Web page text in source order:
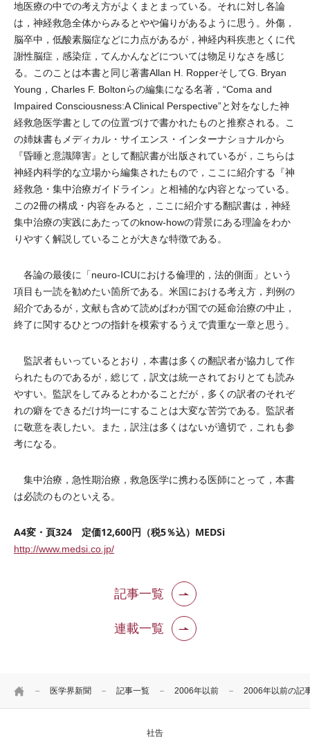
HOME 医学界新聞 記事一覧 2006年以前 2006年以前の記
地医療の中での考え方がよくまとまっている。それに対し各論
は，神経救急全体からみるとやや偏りがあるように思う。外傷，
脳卒中，低酸素脳症などに力点があるが，神経内科疾患とくに代
謝性脳症，感染症，てんかんなどについては物足りなさを感じ
る。このことは本書と同じ著書Allan H. RopperそしてG. Bryan
Young，Charles F. Boltonらの編集になる名著，“Coma and
Impaired Consciousness:A Clinical Perspective”と対をなした神
経救急医学書としての位置づけで書かれたものと推察される。こ
の姉妹書もメディカル・サイエンス・インターナショナルから
『昏睡と意識障害』として翻訳書が出版されているが，こちらは
神経内科学的な立場から編集されたもので，ここに紹介する『神
経救急・集中治療ガイドライン』と相補的な内容となっている。
この2冊の構成・内容をみると，ここに紹介する翻訳書は，神経
集中治療の実践にあたってのknow-howの背景にある理論をわか
りやすく解説していることが大きな特徴である。
各論の最後に「neuro-ICUにおける倫理的，法的側面」という
項目も一読を勧めたい箇所である。米国における考え方，判例の
紹介であるが，文献も含めて読めばわが国での延命治療の中止，
終了に関するひとつの指針を模索するうえで貴重な一章と思う。
監訳者もいっているとおり，本書は多くの翻訳者が協力して作
られたものであるが，総じて，訳文は統一されておりとても読み
やすい。監訳をしてみるとわかることだが，多くの訳者のそれぞ
れの癖をできるだけ均一にすることは大変な苦労である。監訳者
に敬意を表したい。また，訳注は多くはないが適切で，これも参
考になる。
集中治療，急性期治療，救急医学に携わる医師にとって，本書
は必読のものといえる。
A4変・頁324 定価12,600円（税5％込）MEDSi
http://www.medsi.co.jp/
記事一覧
連載一覧
社告